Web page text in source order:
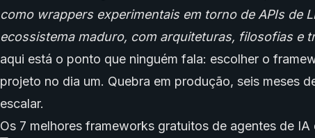
como wrappers experimentais em torno de APIs de
ecossistema maduro, com arquiteturas, filosofias e
aqui está o ponto que ninguém fala: escolher o
projeto no dia um. Quebra em produção, seis meses
escalar.
Os 7 melhores frameworks gratuitos de agentes de IA